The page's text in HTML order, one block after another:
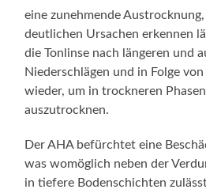
eine zunehmende
deutlichen Ursachen erkennen
die Tonlinse nach längeren und
Niederschlägen und in Folge
wieder, um in trockneren
auszutrocknen.
Der AHA befürchtet eine
was womöglich neben der
in tiefere Bodenschichten